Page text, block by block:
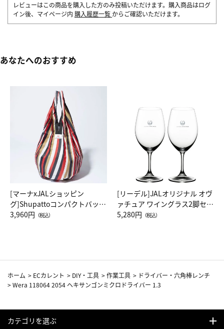
レビューはこの商品を購入した方のみ投稿いただけます。購入商品はログ
イン後、マイページ内 購入履歴一覧 からご確認いただけます。
あなたへのおすすめ
[マーナxJALショッピン
グ]Shupattoコンパクトバッグ
Drop JAL客室乗務員（LC）ス
3,960円 （税込）
[リーデル]JALオリジナル オヴ
ァチュア ワイングラス2脚セッ
ト（レッドワイン）
5,280円 （税込）
ホーム > ECカレント > DIY・工具 >作業工具 > ドライバー・六角棒レンチ
>Wera 118064 2054 ヘキサンゴンミクロドライバー 1.3
カテゴリを選ぶ